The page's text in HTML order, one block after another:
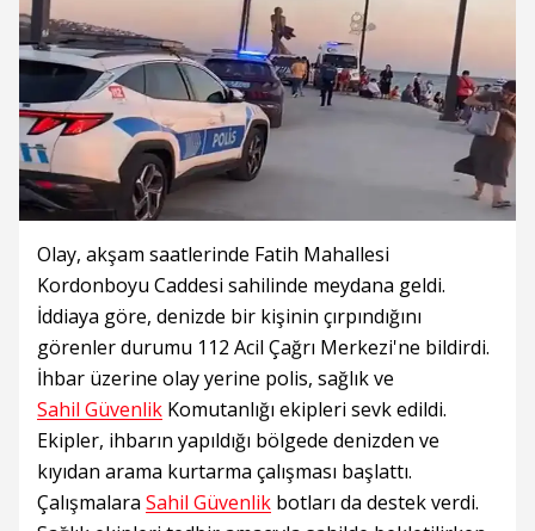
Olay, akşam saatlerinde Fatih Mahallesi
Kordonboyu Caddesi sahilinde meydana geldi.
İddiaya göre, denizde bir kişinin çırpındığını
görenler durumu 112 Acil Çağrı Merkezi'ne bildirdi.
İhbar üzerine olay yerine polis, sağlık ve
Sahil Güvenlik Komutanlığı ekipleri sevk edildi.
Ekipler, ihbarın yapıldığı bölgede denizden ve
kıyıdan arama kurtarma çalışması başlattı.
Çalışmalara Sahil Güvenlik botları da destek verdi.